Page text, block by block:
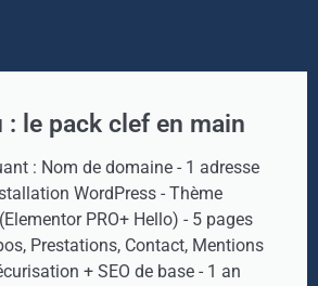
: le pack clef en main
: Nom de domaine - 1 adresse
WordPress - Thème
PRO+ Hello) - 5 pages
Prestations, Contact, Mentions
+ SEO de base - 1 an